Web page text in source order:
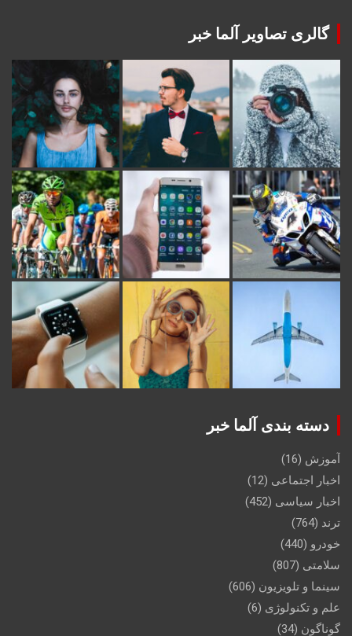
گالری تصاویر آلما خبر
دسته بندی آلما خبر
آموزش (16)
اخبار اجتماعی (12)
اخبار سیاسی (452)
ترند (764)
خودرو (440)
سلامتی (807)
سینما و تلویزیون (606)
علم و تکنولوژی (6)
گوناگون (34)